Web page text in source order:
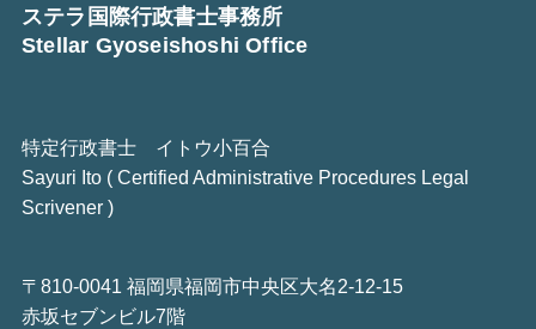
ステラ国際行政書士事務所
Stellar Gyoseishoshi Office
特定行政書士 イトウ小百合
Sayuri Ito ( Certified Administrative Procedures Legal
Scrivener )
〒810-0041 福岡県福岡市中央区大名2-12-15
赤坂セブンビル7階